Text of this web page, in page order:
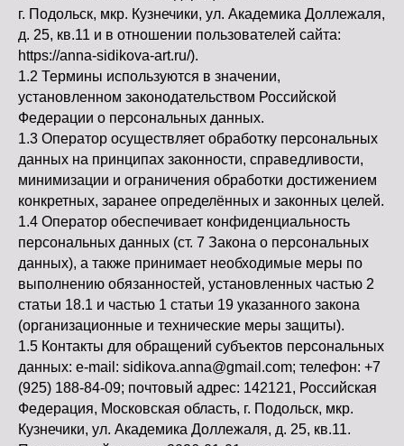
Генерала Смирнова \ 4
+7(925)188-84-09
ОПЛАТА Студия "Лепим+"
Станковая
скульптура
Радиоэлектроника
/ моделирование
Лоскутный дизайн
Художественная
Черчение,
подготовка к вузу
г. Подольск, мкр. Кузнечики, ул. Академика Доллежаля,
д. 25, кв.11 и в отношении пользователей сайта:
https://anna-sidikova-art.ru/).
1.2 Термины используются в значении,
установленном законодательством Российской
Федерации о персональных данных.
1.3 Оператор осуществляет обработку персональных
данных на принципах законности, справедливости,
минимизации и ограничения обработки достижением
конкретных, заранее определённых и законных целей.
1.4 Оператор обеспечивает конфиденциальность
персональных данных (ст. 7 Закона о персональных
данных), а также принимает необходимые меры по
выполнению обязанностей, установленных частью 2
статьи 18.1 и частью 1 статьи 19 указанного закона
(организационные и технические меры защиты).
1.5 Контакты для обращений субъектов персональных
данных: e-mail: sidikova.anna@gmail.com; телефон: +7
(925) 188-84-09; почтовый адрес: 142121, Российская
Федерация, Московская область, г. Подольск, мкр.
Кузнечики, ул. Академика Доллежаля, д. 25, кв.11.